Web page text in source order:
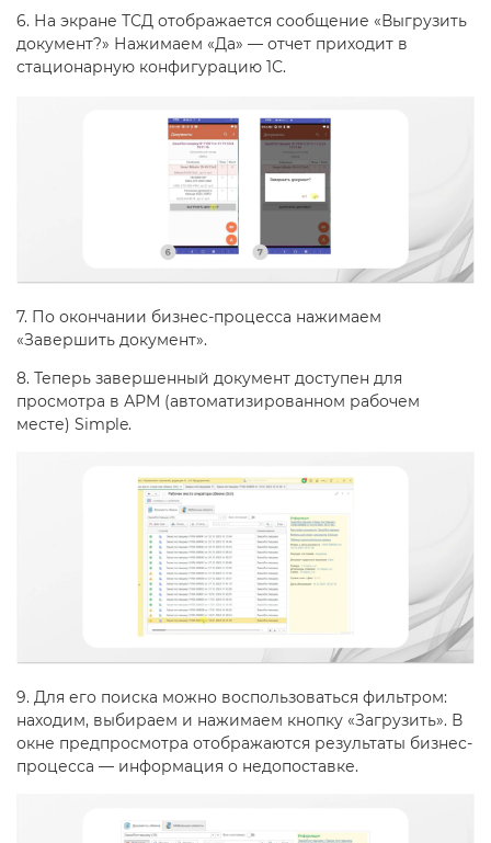
6. На экране ТСД отображается сообщение «Выгрузить
документ?» Нажимаем «Да» — отчет приходит в
стационарную конфигурацию 1С.
7. По окончании бизнес-процесса нажимаем
«Завершить документ».
8. Теперь завершенный документ доступен для
просмотра в АРМ (автоматизированном рабочем
месте) Simple.
9. Для его поиска можно воспользоваться фильтром:
находим, выбираем и нажимаем кнопку «Загрузить». В
окне предпросмотра отображаются результаты бизнес-
процесса — информация о недопоставке.